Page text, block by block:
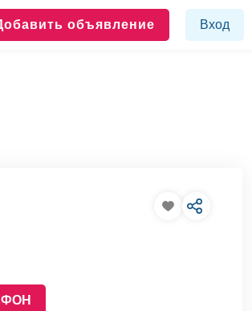
объявление Вход